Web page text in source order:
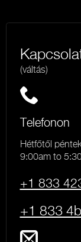
(váltás)
Telefonon
Hétfőtől
9:00am to
+1 833
+1 833